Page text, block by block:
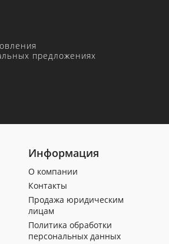
предложениях
Информация
О компании
Контакты
Продажа юридическим
лицам
Политика обработки
персональных данных